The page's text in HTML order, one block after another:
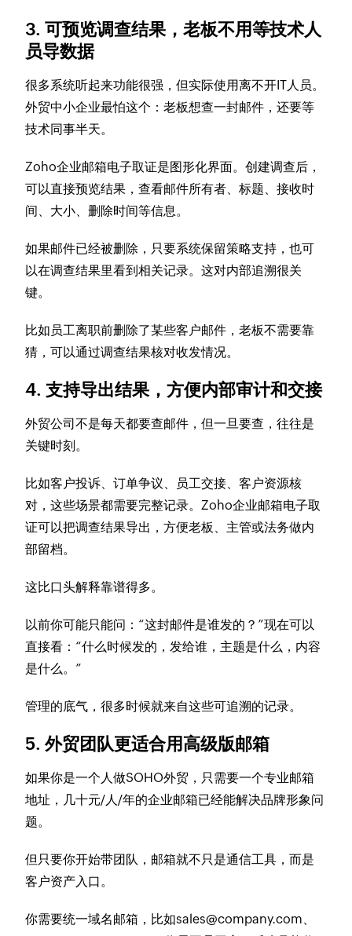
3. 可预览调查结果，老板不用等技术人
员导数据
很多系统听起来功能很强，但实际使用离不开IT人员。
外贸中小企业最怕这个：老板想查一封邮件，还要等
技术同事半天。
Zoho企业邮箱电子取证是图形化界面。创建调查后，
可以直接预览结果，查看邮件所有者、标题、接收时
间、大小、删除时间等信息。
如果邮件已经被删除，只要系统保留策略支持，也可
以在调查结果里看到相关记录。这对内部追溯很关
键。
比如员工离职前删除了某些客户邮件，老板不需要靠
猜，可以通过调查结果核对收发情况。
4. 支持导出结果，方便内部审计和交接
外贸公司不是每天都要查邮件，但一旦要查，往往是
关键时刻。
比如客户投诉、订单争议、员工交接、客户资源核
对，这些场景都需要完整记录。Zoho企业邮箱电子取
证可以把调查结果导出，方便老板、主管或法务做内
部留档。
这比口头解释靠谱得多。
以前你可能只能问：“这封邮件是谁发的？”现在可以
直接看：“什么时候发的，发给谁，主题是什么，内容
是什么。”
管理的底气，很多时候就来自这些可追溯的记录。
5. 外贸团队更适合用高级版邮箱
如果你是一个人做SOHO外贸，只需要一个专业邮箱
地址，几十元/人/年的企业邮箱已经能解决品牌形象问
题。
但只要你开始带团队，邮箱就不只是通信工具，而是
客户资产入口。
你需要统一域名邮箱，比如sales@company.com、